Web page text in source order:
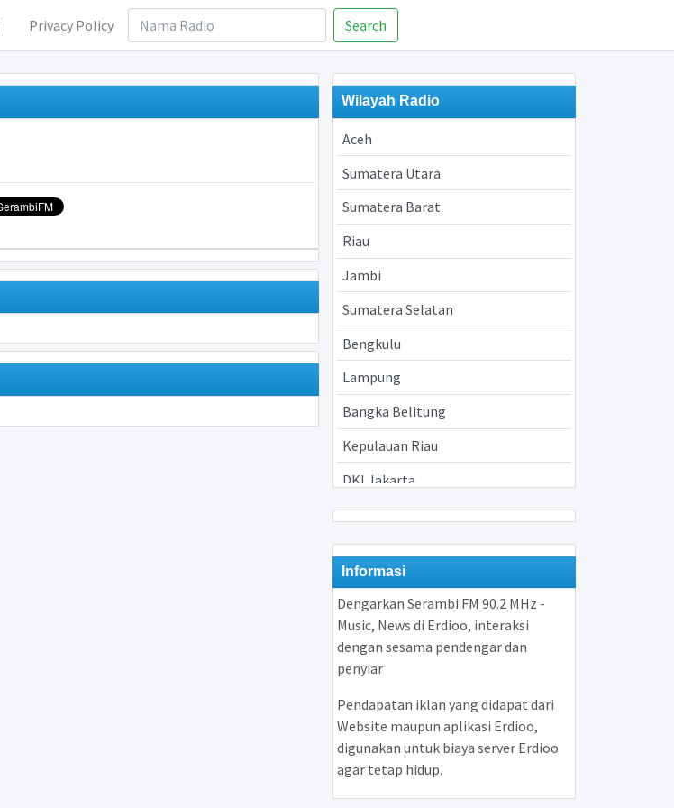
Privacy Policy Search
Wilayah Radio
Aceh
Sumatera Utara
Sumatera Barat
Riau
Jambi
Sumatera Selatan
Bengkulu
Lampung
Bangka Belitung
Kepulauan Riau
DKI Jakarta
Jawa Barat
Jawa Tengah
Yogyakarta
Jawa Timur
Banten
Nusa Tenggara Barat
Nusa Tenggara Timur
Informasi
Dengarkan Serambi FM 90.2 MHz -
Music, News di Erdioo, interaksi
dengan sesama pendengar dan
penyiar
Pendapatan iklan yang didapat dari
Website maupun aplikasi Erdioo,
digunakan untuk biaya server Erdioo
agar tetap hidup.